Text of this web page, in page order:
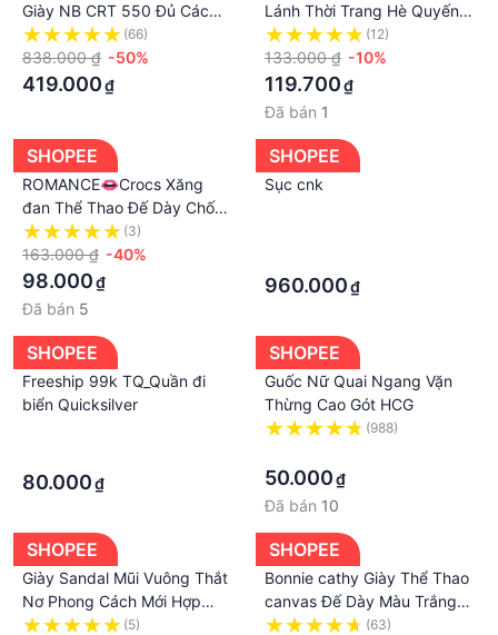
Giày NB CRT 550 Đủ Các
Màu Xanh Vàng Đỏ Hàng Full
BOX BILL - NICESHOES
(66)
838.000 ₫ -50%
419.000₫
Lánh Thời Trang Hè Quyến
Rũ Cho Nữ
(12)
133.000 ₫ -10%
119.700₫
Đã bán 1
SHOPEE
ROMANCE👄Crocs Xăng
đan Thể Thao Đế Dày Chống
Trượt Thời Trang Đi Biển Cho
Nam
(3)
163.000 ₫ -40%
98.000₫
Đã bán 5
SHOPEE
Sục cnk
960.000₫
SHOPEE
Freeship 99k TQ_Quần đi
biển Quicksilver
80.000₫
SHOPEE
Guốc Nữ Quai Ngang Vặn
Thừng Cao Gót HCG
(988)
50.000₫
Đã bán 10
SHOPEE
Giày Sandal Mũi Vuông Thắt
Nơ Phong Cách Mới Hợp
Thời Trang
(5)
SHOPEE
Bonnie cathy Giày Thể Thao
canvas Đế Dày Màu Trắng
Sữa Xoài Phiên Bản Hàn
(63)